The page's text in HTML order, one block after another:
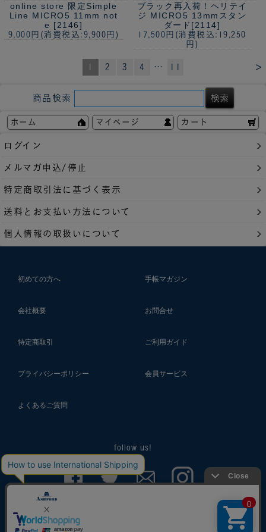
online store 限定Simple
Line MICRO5 11mm not
e [2146]
9,000円 (消費税込:9,900円)
ブラック再入荷！ ヘリテイ
ジ MICRO5 13mmスタン
ダード[2114]
17,500円 (消費税込:19,250
円)
>
1 2 3 4 … 11
商品検索
ホーム マイページ カート
ログイン
メルマガ申込/停止
特定商取引法に基づく表示
送料とお支払い方法について
個人情報の取扱いについて
初めての方へ 手帳マガジン
会社概要 お問合せ
特定商取引 ご利用ガイド
プライバシーポリシー 会員サービス
よくあるご質問
follow us!